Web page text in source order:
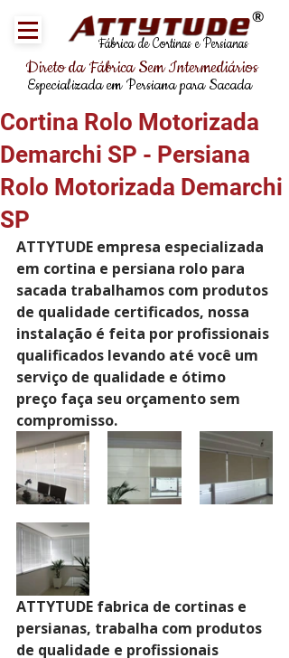
Fábrica de Cortinas e Persianas
®
Direto da Fábrica Sem Intermediários
Especializada em Persiana para Sacada
Cortina Rolo Motorizada
Demarchi SP - Persiana
Rolo Motorizada Demarchi
SP
ATTYTUDE empresa especializada
em cortina e persiana rolo para
sacada trabalhamos com produtos
de qualidade certificados, nossa
instalação é feita por profissionais
qualificados levando até você um
serviço de qualidade e ótimo
preço faça seu orçamento sem
compromisso.
ATTYTUDE fabrica de cortinas e
persianas, trabalha com produtos
de qualidade e profissionais